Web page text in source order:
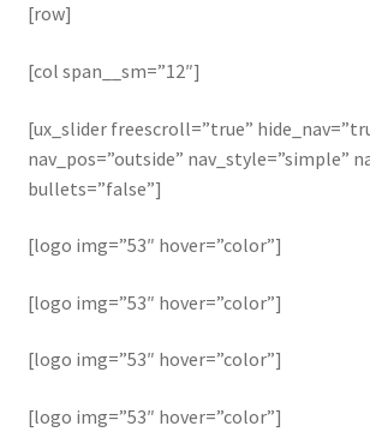
[row]
[col span__sm=”12″]
[ux_slider freescroll=”true”
nav_pos=”outside” nav_style=”simple”
bullets=”false”]
[logo img=”53″ hover=”color”]
[logo img=”53″ hover=”color”]
[logo img=”53″ hover=”color”]
[logo img=”53″ hover=”color”]